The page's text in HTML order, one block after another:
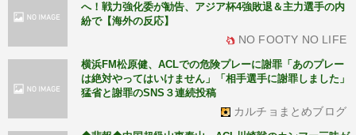
へ！戦力強化委が勧告、アジア杯4強敗退＆主力選手の内
紛で【海外の反応】
NO FOOTY NO LIFE
横浜FM松原健、ACLでの危険プレーに謝罪「あのプレー
は絶対やってはいけません」「相手選手に謝罪しました」
猛省と謝罪のSNS３連続投稿
カルチョまとめブログ